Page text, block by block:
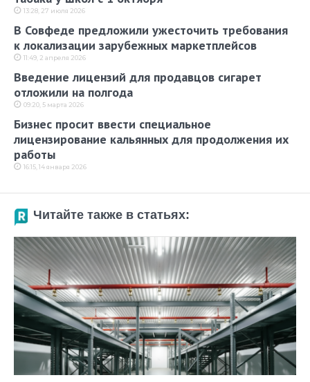
13:28, 27 июля 2026
В Совфеде предложили ужесточить требования
к локализации зарубежных маркетплейсов
11:49, 2 апреля 2026
Введение лицензий для продавцов сигарет
отложили на полгода
09:20, 5 марта 2026
Бизнес просит ввести специальное
лицензирование кальянных для продолжения их
работы
16:15, 14 января 2026
Читайте также в статьях: